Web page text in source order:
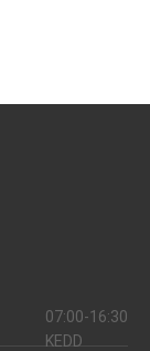
07:00-16:30
KEDD